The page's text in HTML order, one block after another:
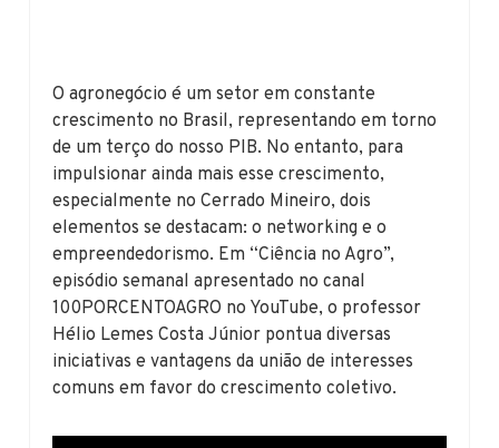
O agronegócio é um setor em constante
crescimento no Brasil, representando em torno
de um terço do nosso PIB. No entanto, para
impulsionar ainda mais esse crescimento,
especialmente no Cerrado Mineiro, dois
elementos se destacam: o networking e o
empreendedorismo. Em “Ciência no Agro”,
episódio semanal apresentado no canal
100PORCENTOAGRO no YouTube, o professor
Hélio Lemes Costa Júnior pontua diversas
iniciativas e vantagens da união de interesses
comuns em favor do crescimento coletivo.